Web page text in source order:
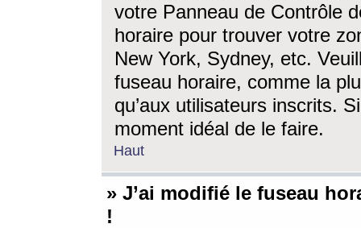
votre Panneau de Contrôle
horaire pour trouver votre
New York, Sydney, etc.
fuseau horaire, comme la
qu’aux utilisateurs inscrits.
moment idéal de le faire.
Haut
» J’ai modifié le fuseau
!